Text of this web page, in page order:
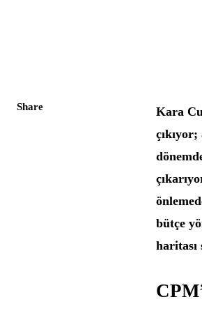
Share
Kara
bütçe
haritası